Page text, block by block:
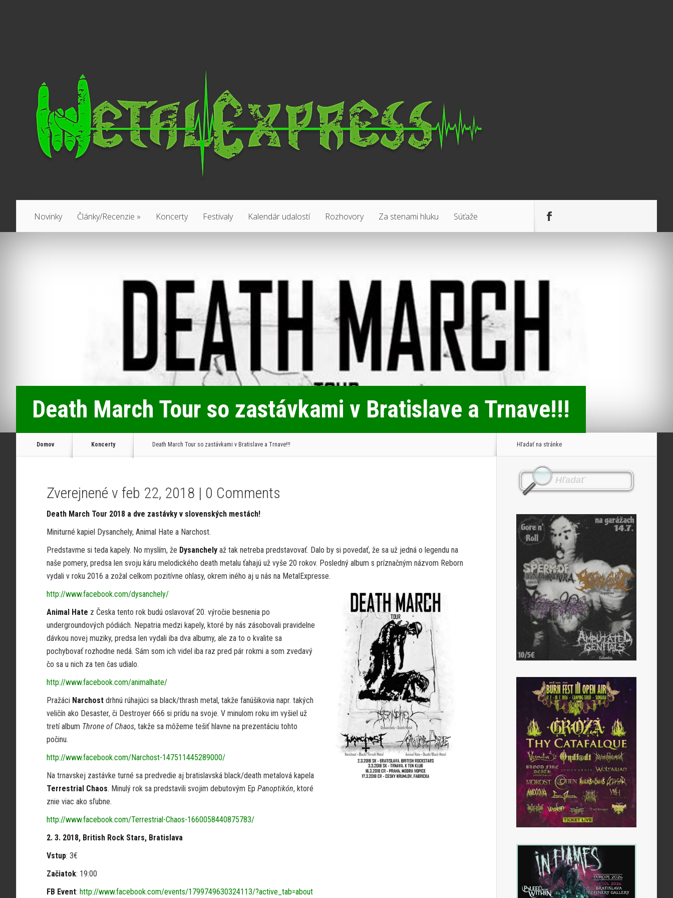
Novinky Články/Recenzie » Koncerty Festivaly Kalendár udalostí Rozhovory Za stenami hluku Súťaže
Death March Tour so zastávkami v Bratislave a Trnave!!!
Domov Koncerty Death March Tour so zastávkami v Bratislave a Trnave!!!
Zverejnené v feb 22, 2018 | 0 Comments
Death March Tour 2018 a dve zastávky v slovenských mestách!
Miniturné kapiel Dysanchely, Animal Hate a Narchost.
Predstavme si teda kapely. No myslím, že Dysanchely až tak netreba predstavovať. Dalo by si povedať, že sa už jedná o legendu na
naše pomery, predsa len svoju káru melodického death metalu ťahajú už vyše 20 rokov. Posledný album s príznačným názvom Reborn
vydali v roku 2016 a zožal celkom pozitívne ohlasy, okrem iného aj u nás na MetalExpresse.
http://www.facebook.com/dysanchely/
Animal Hate z Česka tento rok budú oslavovať 20. výročie besnenia po
undergroundových pódiách. Nepatria medzi kapely, ktoré by nás zásobovali pravidelne
dávkou novej muziky, predsa len vydali iba dva albumy, ale za to o kvalite sa
pochybovať rozhodne nedá. Sám som ich videl iba raz pred pár rokmi a som zvedavý
čo sa u nich za ten čas udialo.
http://www.facebook.com/animalhate/
Pražáci Narchost drhnú rúhajúci sa black/thrash metal, takže fanúšikovia napr. takých
veličín ako Desaster, či Destroyer 666 si prídu na svoje. V minulom roku im vyšiel už
tretí album Throne of Chaos, takže sa môžeme tešiť hlavne na prezentáciu tohto
počinu.
http://www.facebook.com/Narchost-147511445289000/
Na trnavskej zastávke turné sa predvedie aj bratislavská black/death metalová kapela
Terrestrial Chaos. Minulý rok sa predstavili svojim debutovým Ep Panoptikón, ktoré
znie viac ako sľubne.
http://www.facebook.com/Terrestrial-Chaos-1660058440875783/
2. 3. 2018, British Rock Stars, Bratislava
Vstup: 3€
Začiatok: 19:00
FB Event: http://www.facebook.com/events/1799749630324113/?active_tab=about
Hľadať na stránke